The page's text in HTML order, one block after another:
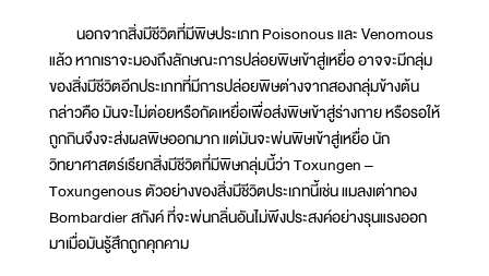
นอกจากสิ่งมีชีวิตที่มีพิษประเภท Poisonous และ Venomous
แล้ว หากเราจะมองถึงลักษณะการปล่อยพิษเข้าสู่เหยื่อ อาจจะมีกลุ่ม
ของสิ่งมีชีวิตอีกประเภทที่มีการปล่อยพิษต่างจากสองกลุ่มข้างต้น
กล่าวคือ มันจะไม่ต่อยหรือกัดเหยื่อเพื่อส่งพิษเข้าสู่ร่างกาย หรือรอให้
ถูกกินจึงจะส่งผลพิษออกมาก แต่มันจะพ่นพิษเข้าสู่เหยื่อ นัก
วิทยาศาสตร์เรียกสิ่งมีชีวิตที่มีพิษกลุ่มนี้ว่า Toxungen –
Toxungenous ตัวอย่างของสิ่งมีชีวิตประเภทนี้เช่น แมลงเต่าทอง
Bombardier สกังค์ ที่จะพ่นกลิ่นอันไม่พึงประสงค์อย่างรุนแรงออก
มาเมื่อมันรู้สึกถูกคุกคาม